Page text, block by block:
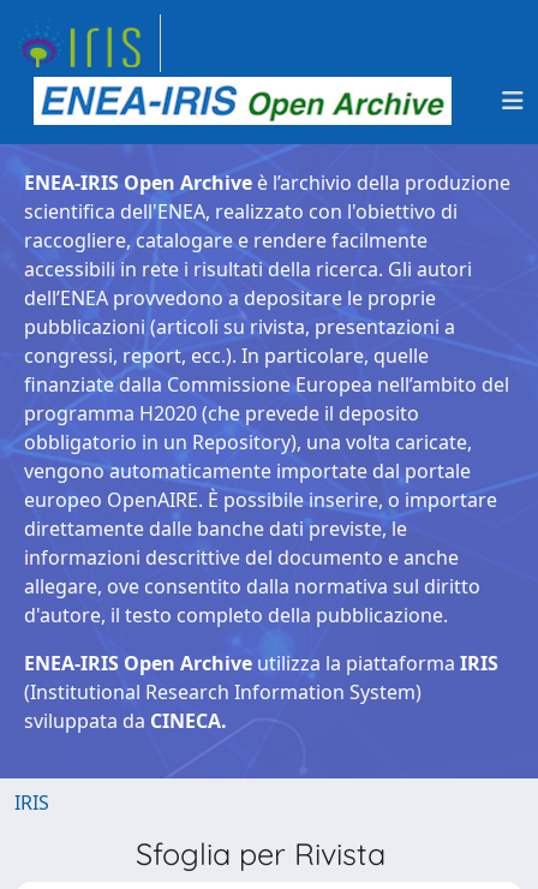
ENEA-IRIS Open Archive è l’archivio della produzione
scientifica dell'ENEA, realizzato con l'obiettivo di
raccogliere, catalogare e rendere facilmente
accessibili in rete i risultati della ricerca. Gli autori
dell’ENEA provvedono a depositare le proprie
pubblicazioni (articoli su rivista, presentazioni a
congressi, report, ecc.). In particolare, quelle
finanziate dalla Commissione Europea nell’ambito del
programma H2020 (che prevede il deposito
obbligatorio in un Repository), una volta caricate,
vengono automaticamente importate dal portale
europeo OpenAIRE. È possibile inserire, o importare
direttamente dalle banche dati previste, le
informazioni descrittive del documento e anche
allegare, ove consentito dalla normativa sul diritto
d'autore, il testo completo della pubblicazione.
ENEA-IRIS Open Archive utilizza la piattaforma IRIS
(Institutional Research Information System)
sviluppata da CINECA.
IRIS
Sfoglia per Rivista